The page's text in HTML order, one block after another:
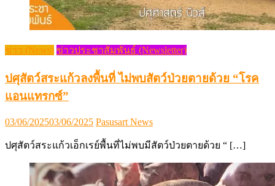
ข่าว (News) ข่าวประชาสัมพันธ์ (Newsletter)
ปศุสัตว์สระแก้วลงพื้นที่ ไม่พบสัตว์ป่วยตายด้วย “โรค
แอนแทรกซ์”
Posted
03/06/202503/06/2025 Author
Pasusart News
ปศุสัตว์สระแก้วเอ็กเรย์พื้นที่ไม่พบมีสัตว์ป่วยตายด้วย “ […]